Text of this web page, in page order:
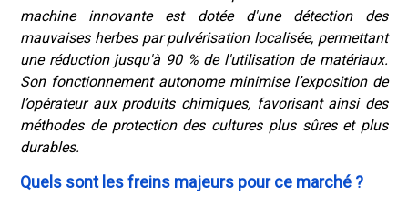
machine innovante est dotée d'une détection des
mauvaises herbes par pulvérisation localisée, permettant
une réduction jusqu'à 90 % de l'utilisation de matériaux.
Son fonctionnement autonome minimise l’exposition de
l’opérateur aux produits chimiques, favorisant ainsi des
méthodes de protection des cultures plus sûres et plus
durables.
Quels sont les freins majeurs pour ce marché ?